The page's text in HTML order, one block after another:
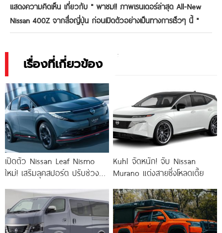
แสดงความคิดเห็น เกี่ยวกับ " พาชม!! ภาพเรนเดอร์ล่าสุด All-New
Nissan 400Z จากสื่อญี่ปุ่น ก่อนเปิดตัวอย่างเป็นทางการเร็วๆ นี้ "
เรื่องที่เกี่ยวข้อง
เปิดตัว Nissan Leaf Nismo
ใหม่! เสริมลุคสปอร์ต ปรับช่วง
Kuhl จัดหนัก! จับ Nissan
Murano แต่งสายซิ่งโหลดเตี้ย